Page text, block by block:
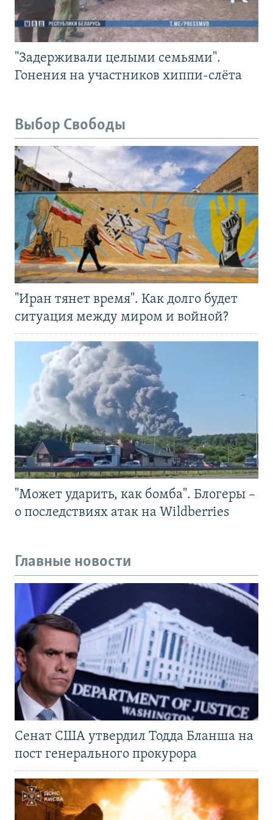
"Задерживали целыми семьями".
Гонения на участников хиппи-слёта
Выбор Свободы
"Иран тянет время". Как долго будет
ситуация между миром и войной?
"Может ударить, как бомба". Блогеры –
о последствиях атак на Wildberries
Главные новости
Сенат США утвердил Тодда Бланша на
пост генерального прокурора